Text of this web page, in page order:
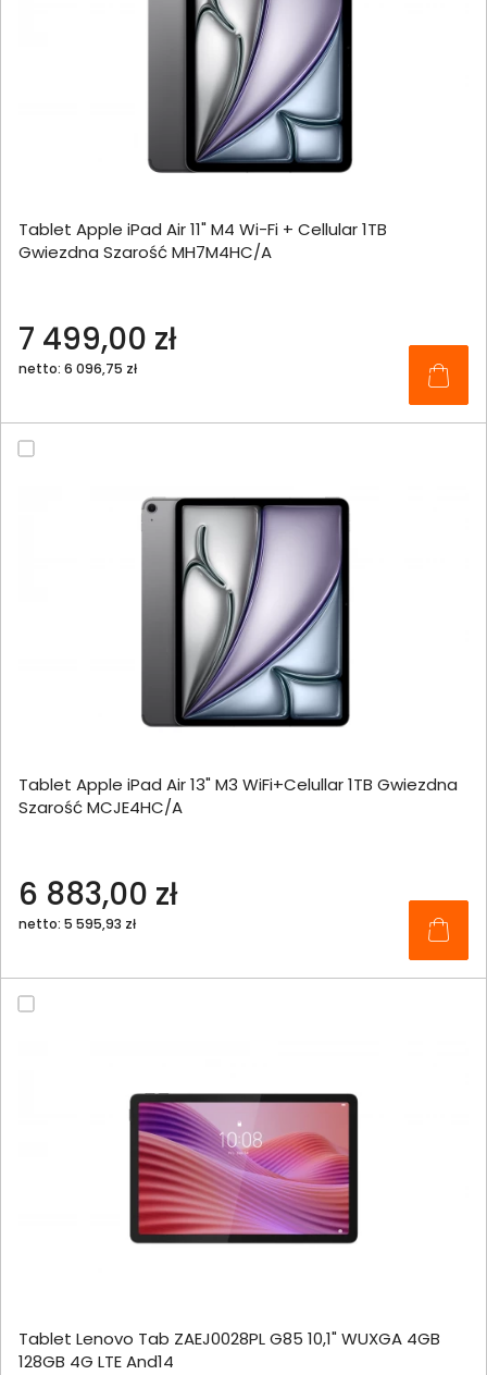
Tablet Apple iPad Air 11" M4 Wi-Fi + Cellular 1TB
Gwiezdna Szarość MH7M4HC/A
7 499,00 zł
netto: 6 096,75 zł
Tablet Apple iPad Air 13" M3 WiFi+Celullar 1TB Gwiezdna
Szarość MCJE4HC/A
6 883,00 zł
netto: 5 595,93 zł
Tablet Lenovo Tab ZAEJ0028PL G85 10,1" WUXGA 4GB
128GB 4G LTE And14